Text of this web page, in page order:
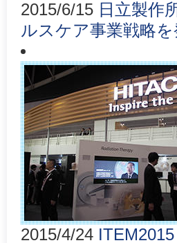
2015/6/15 日立製作
ルスケア事業戦略を
2015/4/24